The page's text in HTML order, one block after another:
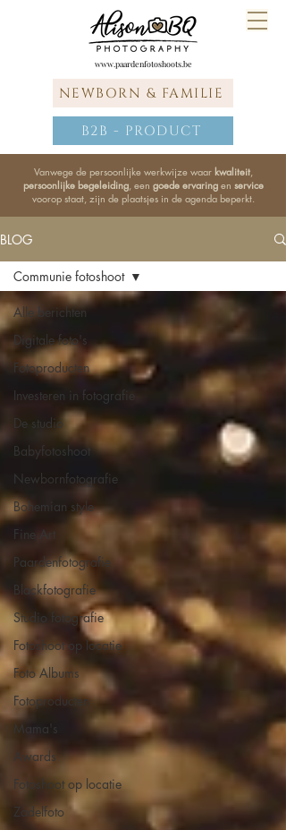
www.paardenfotoshoots.be
Vanwege de persoonlijke werkwijze waar kwaliteit,
persoonlijke begeleiding, een goede ervaringen service
voorop staat, zijn de plaatsjes in de agenda beperkt.
B2B - PRODUCT
NEWBORN & FAMILIE
BLOG
Alle berichten
Digitale foto's
Fotoproducten
Investeren in fotografie
De studio
Babyfotoshoot
Newbornfotografie
Bohemian style
Fine Art
Paardenfotografie
Blackfotografie
Studio fotografie
Fotoshoot op locatie
Foto Albums
Fotoproducten
Mama's
Awards
Fotoshoot op locatie
Zadelfoto
Communie fotoshoot